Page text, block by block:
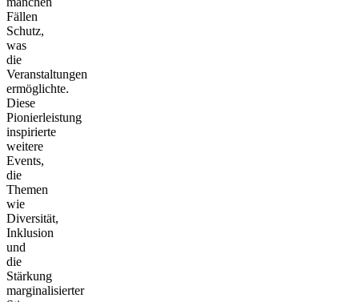
Fällen
Schutz,
was
die
Veranstaltungen
ermöglichte.
Diese
Pionierleistung
inspirierte
weitere
Events,
die
Themen
wie
Diversität,
Inklusion
und
die
Stärkung
marginalisierter